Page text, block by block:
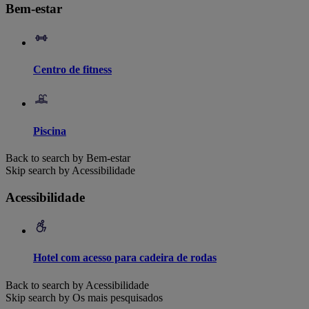
Bem-estar
Centro de fitness
Piscina
Back to search by Bem-estar
Skip search by Acessibilidade
Acessibilidade
Hotel com acesso para cadeira de rodas
Back to search by Acessibilidade
Skip search by Os mais pesquisados